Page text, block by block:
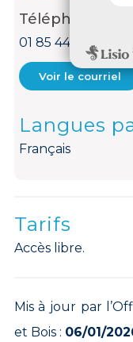
Téléphone
01 85 44 01 78
Voir le courriel
Langues
Français
Tarifs
Accès libre.
Mis à jour par
et Bois : 06/01/